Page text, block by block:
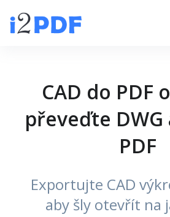
CAD do PDF
převeďte DWG
PDF
Exportujte CAD
aby šly otevřít na